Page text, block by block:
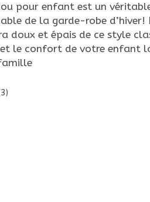
pour enfant est un
de la garde-robe d’hiver!
doux et épais de ce style
le confort de votre enfant